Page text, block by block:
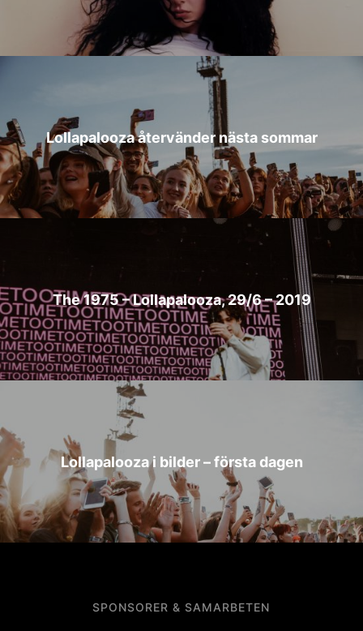
Lollapalooza återvänder nästa sommar
The 1975 – Lollapalooza, 29/6 – 2019
Lollapalooza i bilder – första dagen
SPONSORER & SAMARBETEN